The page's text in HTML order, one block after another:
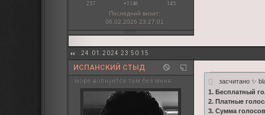
257
+1146
145
Последний визит:
06.02.2026 23:27:01
24.01.2024 23:50:15
ИСПАНСКИЙ СТЫД
море волнуется там без меня
засчитано ✨
1. Бесплатный
2. Платные
3. Сумма